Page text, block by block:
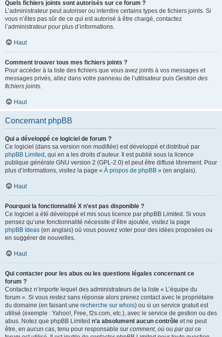
Quels fichiers joints sont autorisés sur ce forum ?
L’administrateur peut autoriser ou interdire certains types de fichiers joints. Si
vous n’êtes pas sûr de ce qui est autorisé à être chargé, contactez
l’administrateur pour plus d’informations.
Haut
Comment trouver tous mes fichiers joints ?
Pour accéder à la liste des fichiers que vous avez joints à vos messages et
messages privés, allez dans votre panneau de l’utilisateur puis Gestion des
fichiers joints.
Haut
Concernant phpBB
Qui a développé ce logiciel de forum ?
Ce logiciel (dans sa version non modifiée) est développé et distribué par
phpBB Limited , qui en a les droits d’auteur. Il est publié sous la licence
publique générale GNU version 2 (GPL-2.0) et peut être diffusé librement. Pour
plus d’informations, visitez la page « À propos de phpBB » (en anglais).
Haut
Pourquoi la fonctionnalité X n’est pas disponible ?
Ce logiciel a été développé et mis sous licence par phpBB Limited. Si vous
pensez qu’une fonctionnalité nécessite d’être ajoutée, visitez la page
phpBB Ideas (en anglais) où vous pouvez voter pour des idées proposées ou
en suggérer de nouvelles.
Haut
Qui contacter pour les abus ou les questions légales concernant ce
forum ?
Contactez n’importe lequel des administrateurs de la liste « L’équipe du
forum ». Si vous restez sans réponse alors prenez contact avec le propriétaire
du domaine (en faisant une recherche sur whois) ou si un service gratuit est
utilisé (exemple : Yahoo!, Free, f2s.com, etc.), avec le service de gestion ou des
abus. Notez que phpBB Limited n’a absolument aucun contrôle et ne peut
être, en aucun cas, tenu pour responsable sur comment, où ou par qui ce